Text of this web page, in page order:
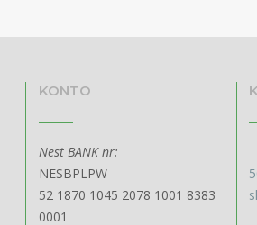
KONTO
Nest BANK nr:
NESBPLPW
52 1870 1045 2078 1001 8383
0001